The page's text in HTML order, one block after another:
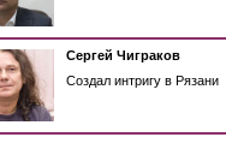
Сергей Чиграков
Создал интригу в Рязани